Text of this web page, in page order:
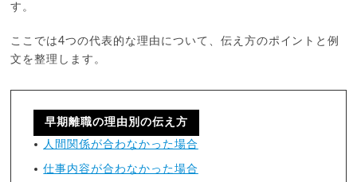
す。
ここでは4つの代表的な理由について、伝え方のポイントと例
文を整理します。
早期離職の理由別の伝え方
人間関係が合わなかった場合
仕事内容が合わなかった場合